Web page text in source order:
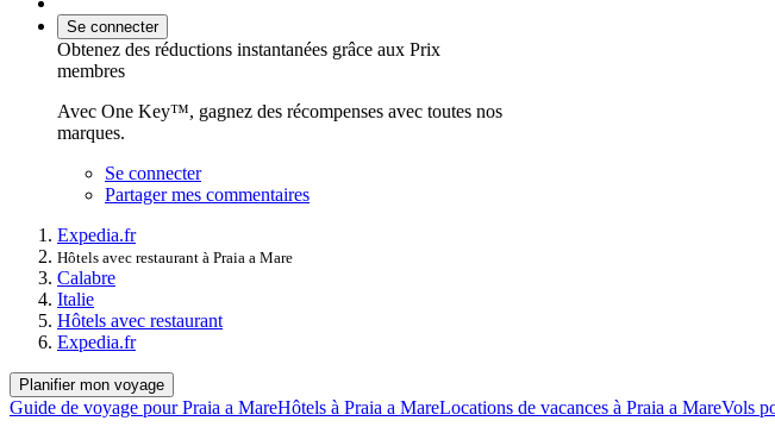
Se connecter
Obtenez des réductions instantanées grâce aux Prix
membres
Avec One Key™, gagnez des récompenses avec toutes nos
marques.
Se connecter
Partager mes commentaires
Expedia.fr
Hôtels avec restaurant à Praia a Mare
Calabre
Italie
Hôtels avec restaurant
Expedia.fr
Planifier mon voyage
Guide de voyage pour Praia a MareHôtels à Praia a MareLocations de vacances à Praia a MareVols